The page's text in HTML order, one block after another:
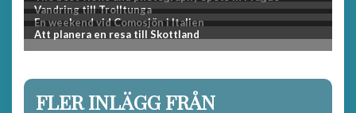
FLER INLÄGG FRÅN